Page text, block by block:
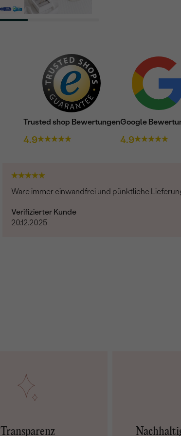
Trusted shop Bewertungen
4.9
Google
4.9
Ware immer einwandfrei und pünktliche
Verifizierter Kunde
20.12.2025
Transparenz